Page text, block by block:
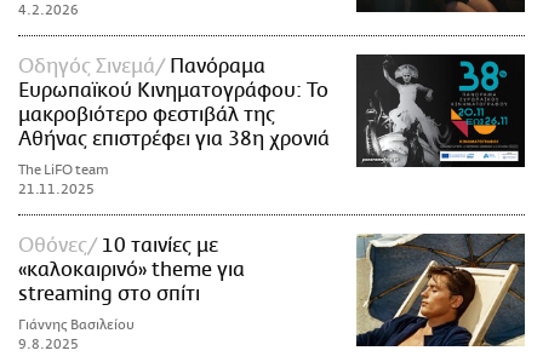
4.2.2026
Οδηγός Σινεμά
Πανόραμα
Ευρωπαϊκού Κινηματογράφου: Το
μακροβιότερο φεστιβάλ της
Αθήνας επιστρέφει για 38η χρονιά
The LiFO team
21.11.2025
Οθόνες
10 ταινίες με
«καλοκαιρινό» theme για
streaming στο σπίτι
Γιάννης Βασιλείου
9.8.2025